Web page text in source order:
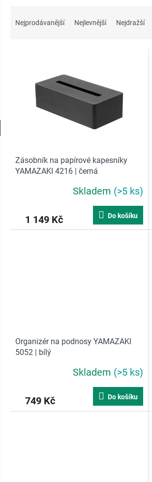
Nejprodávanější Nejlevnější Nejdražší
Zásobník na papírové kapesníky
YAMAZAKI 4216 | černá
Skladem (>5 ks)
1 149 Kč Do košíku
Organizér na podnosy YAMAZAKI
5052 | bílý
Skladem (>5 ks)
749 Kč Do košíku